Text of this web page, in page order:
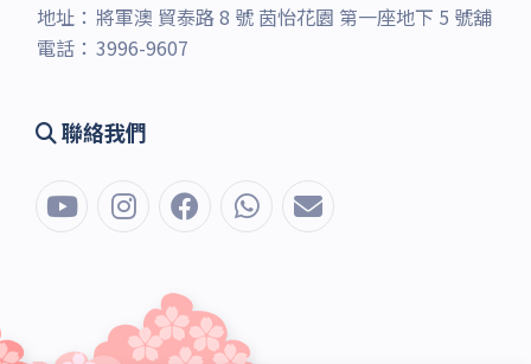
地址： 將軍澳 貿泰路 8 號 茵怡花園 第一座地下 5 號舖
電話： 3996-9607
聯絡我們